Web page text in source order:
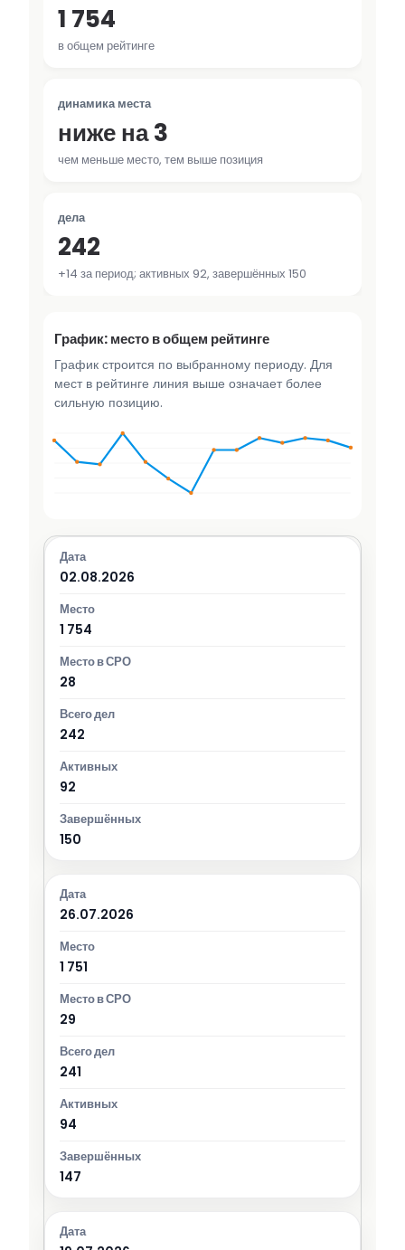
1 754
в общем рейтинге
динамика места
ниже на 3
чем меньше место, тем выше позиция
дела
242
+14 за период; активных 92, завершённых 150
График: место в общем рейтинге
График строится по выбранному периоду. Для
мест в рейтинге линия выше означает более
сильную позицию.
02.08.2026
1 754
28
242
92
150
26.07.2026
1 751
29
241
94
147